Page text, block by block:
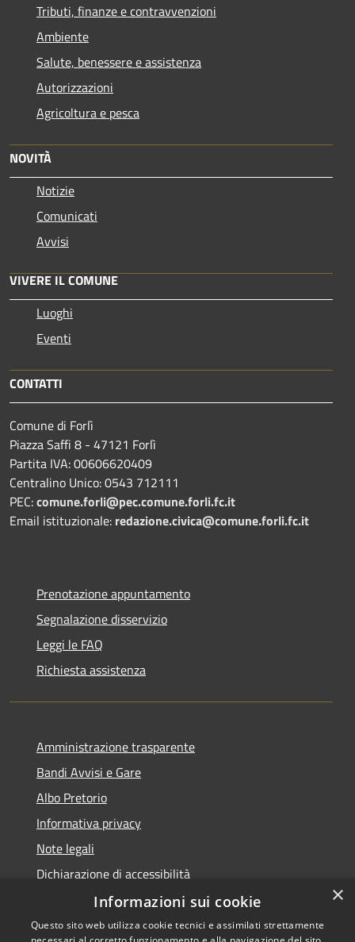
Tributi, finanze e contravvenzioni
Ambiente
Salute, benessere e assistenza
Autorizzazioni
Agricoltura e pesca
NOVITÀ
Notizie
Comunicati
Avvisi
VIVERE IL COMUNE
Luoghi
Eventi
CONTATTI
Comune di Forlì
Piazza Saffi 8 - 47121 Forlì
Partita IVA: 00606620409
Centralino Unico: 0543 712111
PEC:comune.forli@pec.comune.forli.fc.it
Email istituzionale: redazione.civica@comune.forli.fc.it
Prenotazione appuntamento
Segnalazione disservizio
Leggi le FAQ
Richiesta assistenza
Amministrazione trasparente
Bandi Avvisi e Gare
Albo Pretorio
Informativa privacy
Note legali
Dichiarazione di accessibilità
×
Informazioni sui cookie
Questo sito web utilizza cookie tecnici e assimilati strettamente